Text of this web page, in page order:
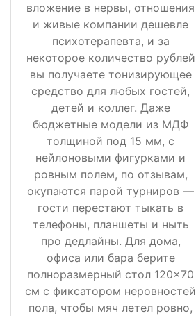
вложение в нервы, отношения
и живые компании дешевле
психотерапевта, и за
некоторое количество рублей
вы получаете тонизирующее
средство для любых гостей,
детей и коллег. Даже
бюджетные модели из МДФ
толщиной под 15 мм, с
нейлоновыми фигурками и
ровным полем, по отзывам,
окупаются парой турниров —
гости перестают тыкать в
телефоны, планшеты и ныть
про дедлайны. Для дома,
офиса или бара берите
полноразмерный стол 120×70
см с фиксатором неровностей
пола, чтобы мяч летел ровно,